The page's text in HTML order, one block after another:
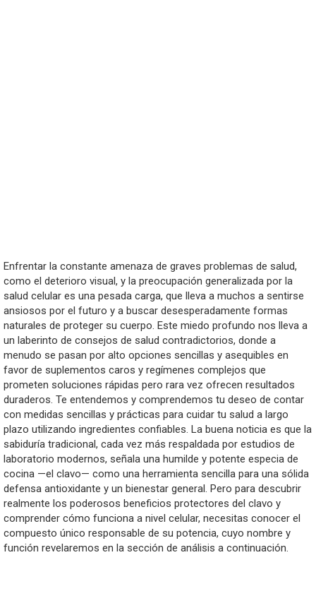
Enfrentar la constante amenaza de graves problemas de salud,
como el deterioro visual, y la preocupación generalizada por la
salud celular es una pesada carga, que lleva a muchos a sentirse
ansiosos por el futuro y a buscar desesperadamente formas
naturales de proteger su cuerpo. Este miedo profundo nos lleva a
un laberinto de consejos de salud contradictorios, donde a
menudo se pasan por alto opciones sencillas y asequibles en
favor de suplementos caros y regímenes complejos que
prometen soluciones rápidas pero rara vez ofrecen resultados
duraderos. Te entendemos y comprendemos tu deseo de contar
con medidas sencillas y prácticas para cuidar tu salud a largo
plazo utilizando ingredientes confiables. La buena noticia es que la
sabiduría tradicional, cada vez más respaldada por estudios de
laboratorio modernos, señala una humilde y potente especia de
cocina —el clavo— como una herramienta sencilla para una sólida
defensa antioxidante y un bienestar general. Pero para descubrir
realmente los poderosos beneficios protectores del clavo y
comprender cómo funciona a nivel celular, necesitas conocer el
compuesto único responsable de su potencia, cuyo nombre y
función revelaremos en la sección de análisis a continuación.